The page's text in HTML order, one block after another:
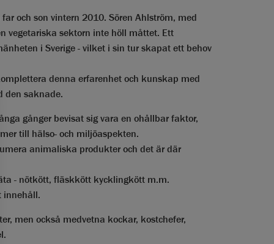
och son vintern 2010. Sören Ahlström, med
vegetariska sektorn inte höll måttet. Ett
i Sverige - vilket i sin tur skapat ett behov
denna erfarenhet och kunskap med
den saknade.
gånger bevisat sig vara en ohållbar faktor,
till hälso- och miljöaspekten.
animaliska produkter och det är där
- nötkött, fläskkött kycklingkött m.m.
men också medvetna kockar, kostchefer,